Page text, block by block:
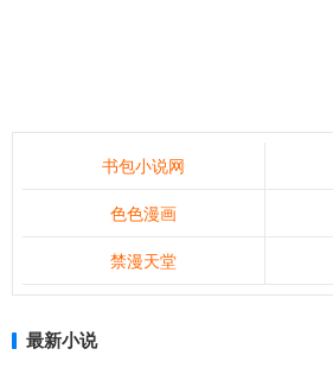
书包小说网
色色漫画
禁漫天堂
最新小说